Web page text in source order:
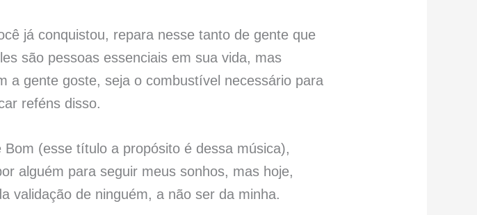
já conquistou, repara nesse tanto de gente que
são pessoas essenciais em sua vida, mas
a gente goste, seja o combustível necessário para
reféns disso.
(esse título a propósito é dessa música),
alguém para seguir meus sonhos, mas hoje,
validação de ninguém, a não ser da minha.